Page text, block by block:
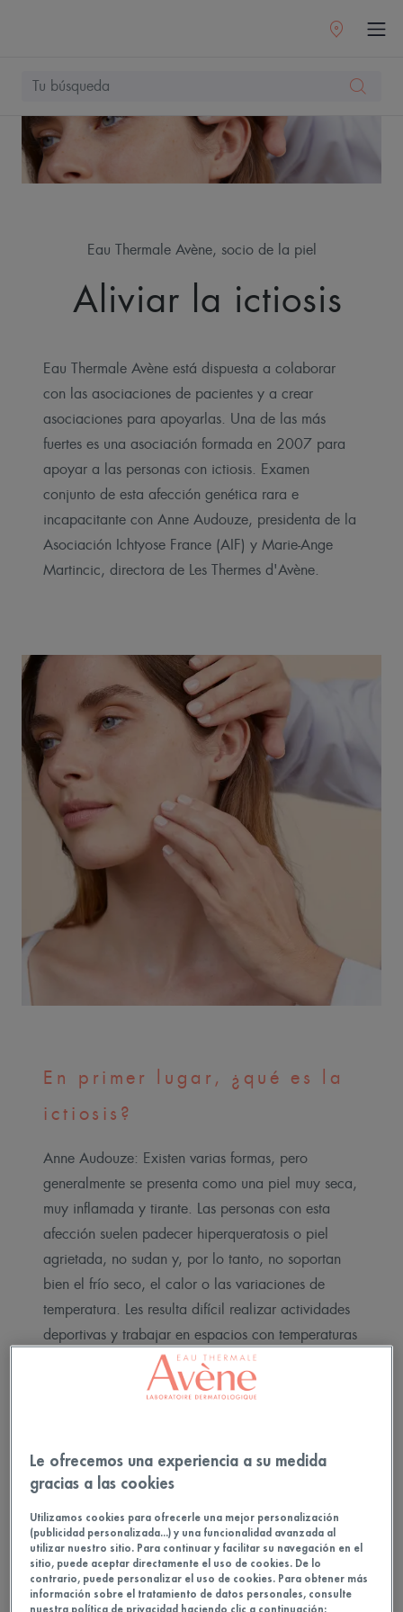
Eau Thermale Avène, socio de la piel
Aliviar la ictiosis
Eau Thermale Avène está dispuesta a colaborar
con las asociaciones de pacientes y a crear
asociaciones para apoyarlas. Una de las más
fuertes es una asociación formada en 2007 para
apoyar a las personas con ictiosis. Examen
conjunto de esta afección genética rara e
incapacitante con Anne Audouze, presidenta de la
Asociación Ichtyose France (AIF) y Marie-Ange
Martincic, directora de Les Thermes d'Avène.
En primer lugar, ¿qué es la
ictiosis?
Anne Audouze: Existen varias formas, pero
generalmente se presenta como una piel muy seca,
muy inflamada y tirante. Las personas con esta
afección suelen padecer hiperqueratosis o piel
agrietada, no sudan y, por lo tanto, no soportan
bien el frío seco, el calor o las variaciones de
temperatura. Les resulta difícil realizar actividades
deportivas y trabajar en espacios con temperaturas
muy elevadas. Esto provoca un malestar físico,
estético y también psicológico. Las personas
Marie-Ange Martincic: Esta afección de la piel
siempre me ha conmovido porque es
Le ofrecemos una experiencia a su medida
gracias a las cookies
Utilizamos cookies para ofrecerle una mejor personalización
(publicidad personalizada...) y una funcionalidad avanzada al
utilizar nuestro sitio. Para continuar y facilitar su navegación en el
sitio, puede aceptar directamente el uso de cookies. De lo
contrario, puede personalizar el uso de cookies. Para obtener más
información sobre el tratamiento de datos personales, consulte
nuestra política de privacidad haciendo clic a continuación: